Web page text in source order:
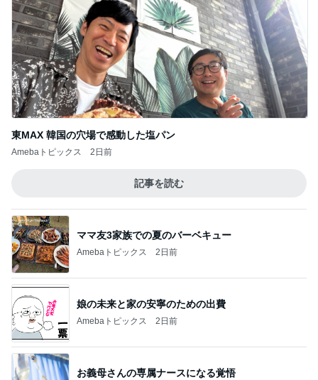
東MAX 韓国の穴場で感動した塩パン
Amebaトピックス 2日前
記事を読む
ママ友3家族での夏のバーベキュー
Amebaトピックス 2日前
娘の未来と家の安寧のための出費
Amebaトピックス 2日前
お義母さんの専属ナースになる覚悟